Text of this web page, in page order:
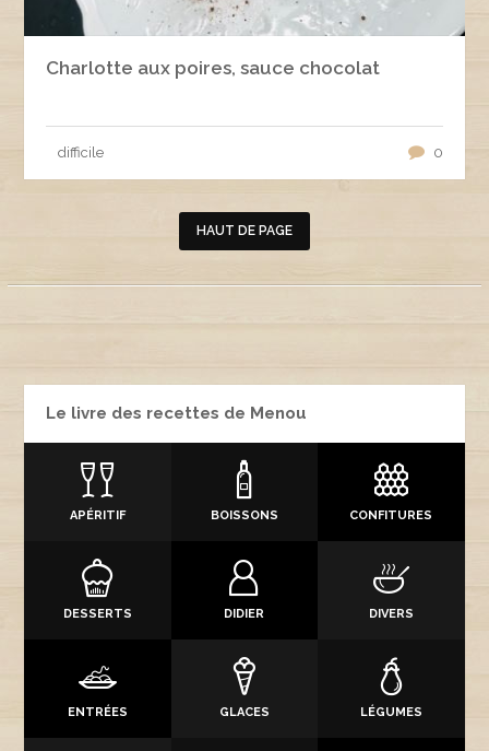
Charlotte aux poires, sauce chocolat
difficile 0
HAUT DE PAGE
Le livre des recettes de Menou
APÉRITIF BOISSONS CONFITURES
DESSERTS DIDIER DIVERS
ENTRÉES GLACES LÉGUMES